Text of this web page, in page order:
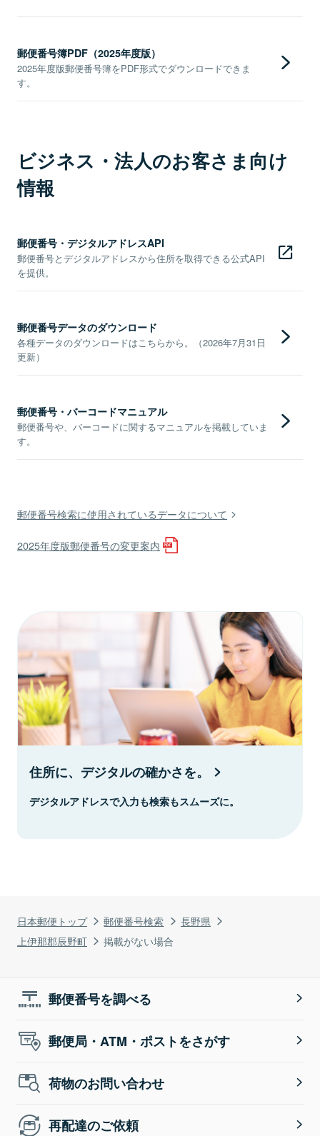
日本郵便トップ 郵便番号検索
長野県
上伊那郡辰野町
掲載がない場合
郵便番号簿PDF（2025年度版）
2025年度版郵便番号簿をPDF形式でダウンロードできま
す。
ビジネス・法人のお客さま向け
情報
郵便番号・デジタルアドレスAPI
郵便番号とデジタルアドレスから住所を取得できる公式API
を提供。
郵便番号データのダウンロード
各種データのダウンロードはこちらから。（2026年7月31日
更新）
郵便番号・バーコードマニュアル
郵便番号や、バーコードに関するマニュアルを掲載していま
す。
郵便番号検索に使用されているデータについて
2025年度版郵便番号の変更案内
住所に、デジタルの確かさを。
デジタルアドレスで入力も検索もスムーズに。
郵便番号を調べる
郵便局・ATM・ポストをさがす
荷物のお問い合わせ
再配達のご依頼